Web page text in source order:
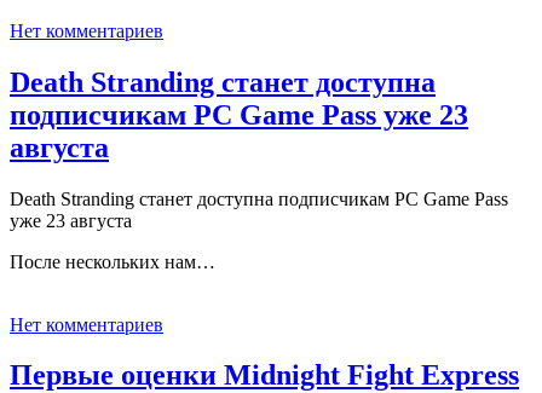
Нет комментариев
Death Stranding станет доступна
подписчикам PC Game Pass уже 23
августа
Death Stranding станет доступна подписчикам PC Game Pass
уже 23 августа
После нескольких нам…
Нет комментариев
Первые оценки Midnight Fight Express